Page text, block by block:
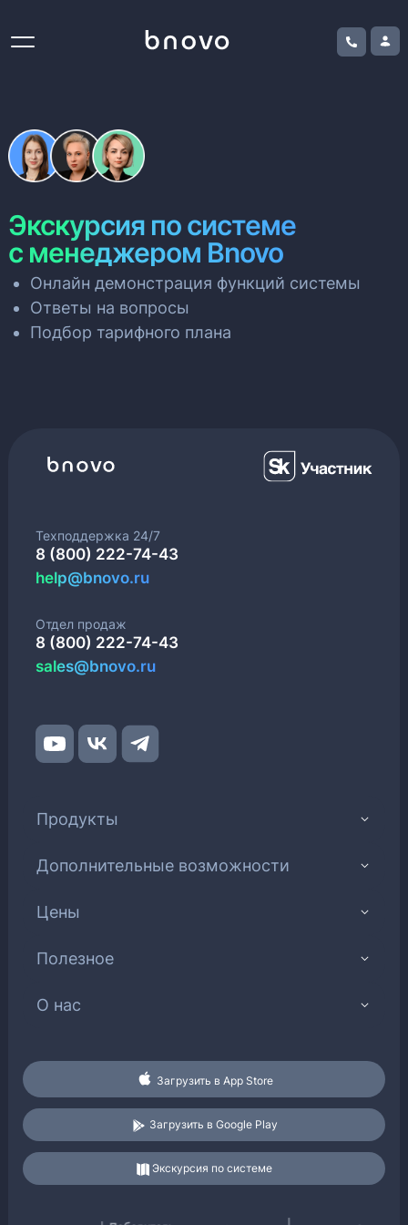
Экскурсия по системе
с менеджером Bnovo
Онлайн демонстрация функций системы
Ответы на вопросы
Подбор тарифного плана
Техподдержка 24/7
8 (800) 222-74-43
help@bnovo.ru
Отдел продаж
8 (800) 222-74-43
sales@bnovo.ru
Продукты
Дополнительные возможности
Цены
Полезное
О нас
Загрузить в App Store
Загрузить в Google Play
Экскурсия по системе